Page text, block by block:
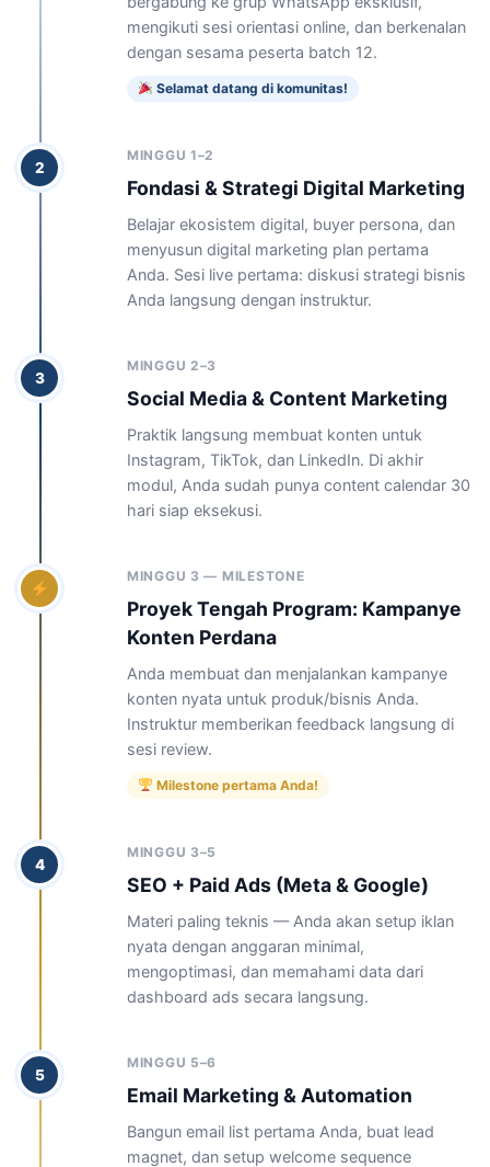
mengikuti sesi orientasi online, dan berkenalan
dengan sesama peserta batch 12.
Selamat datang di komunitas!
2
MINGGU 1–2
Fondasi & Strategi Digital Marketing
Belajar ekosistem digital, buyer persona, dan
menyusun digital marketing plan pertama
Anda. Sesi live pertama: diskusi strategi bisnis
Anda langsung dengan instruktur.
3
MINGGU 2–3
Social Media & Content Marketing
Praktik langsung membuat konten untuk
Instagram, TikTok, dan LinkedIn. Di akhir
modul, Anda sudah punya content calendar 30
hari siap eksekusi.
MINGGU 3 — MILESTONE
Proyek Tengah Program: Kampanye
Konten Perdana
Anda membuat dan menjalankan kampanye
konten nyata untuk produk/bisnis Anda.
Instruktur memberikan feedback langsung di
sesi review.
Milestone pertama Anda!
4
MINGGU 3–5
SEO + Paid Ads (Meta & Google)
Materi paling teknis — Anda akan setup iklan
nyata dengan anggaran minimal,
mengoptimasi, dan memahami data dari
dashboard ads secara langsung.
5
MINGGU 5–6
Email Marketing & Automation
Bangun email list pertama Anda, buat lead
magnet, dan setup welcome sequence